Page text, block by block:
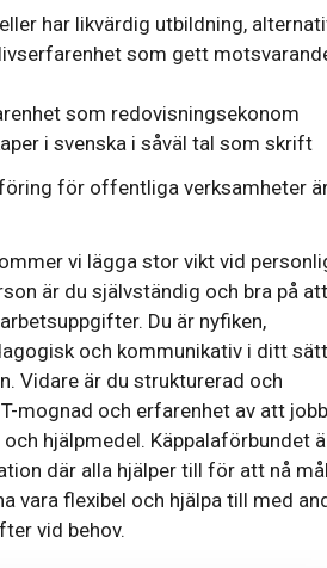
har likvärdig utbildning,
som gett
som redovisningsekonom
i svenska i såväl tal som skrift
för offentliga verksamheter
vi lägga stor vikt vid
är du självständig och bra på att
Du är nyfiken,
och kommunikativ i ditt
Vidare är du strukturerad och
mognad och erfarenhet av att
hjälpmedel. Käppalaförbundet
där alla hjälper till för att nå
vara flexibel och hjälpa till med
vid behov.